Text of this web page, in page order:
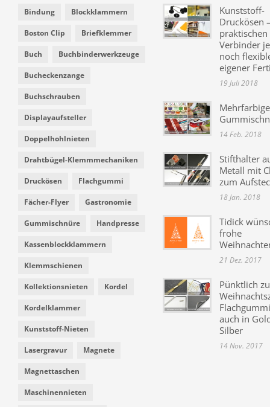
Bindung Blockklammern
Boston Clip Briefklemmer
Buch Buchbinderwerkzeuge
Bucheckenzange
Buchschrauben
Displayaufsteller
Doppelhohlnieten
Drahtbügel-Klemmmechaniken
Druckösen Flachgummi
Fächer-Flyer Gastronomie
Gummischnüre Handpresse
Kassenblockklammern
Klemmschienen
Kollektionsnieten Kordel
Kordelklammer
Kunststoff-Nieten
Lasergravur Magnete
Magnettaschen
Maschinennieten
Kunststoff-
Druckösen
praktischen
Verbinder
noch
eigener
19 Juli 2018
Mehrfarbige
14 Feb. 2018
Stifthalter
Metall mit
zum
18 Jan. 2018
Tidick
frohe
21 Dez. 2017
Pünktlich
auch in
Silber
14 Nov. 2017